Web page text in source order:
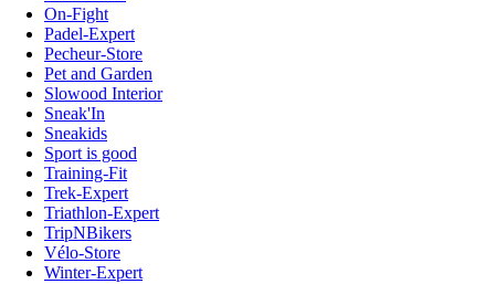
On-Fight
Padel-Expert
Pecheur-Store
Pet and Garden
Slowood Interior
Sneak'In
Sneakids
Sport is good
Training-Fit
Trek-Expert
Triathlon-Expert
TripNBikers
Vélo-Store
Winter-Expert